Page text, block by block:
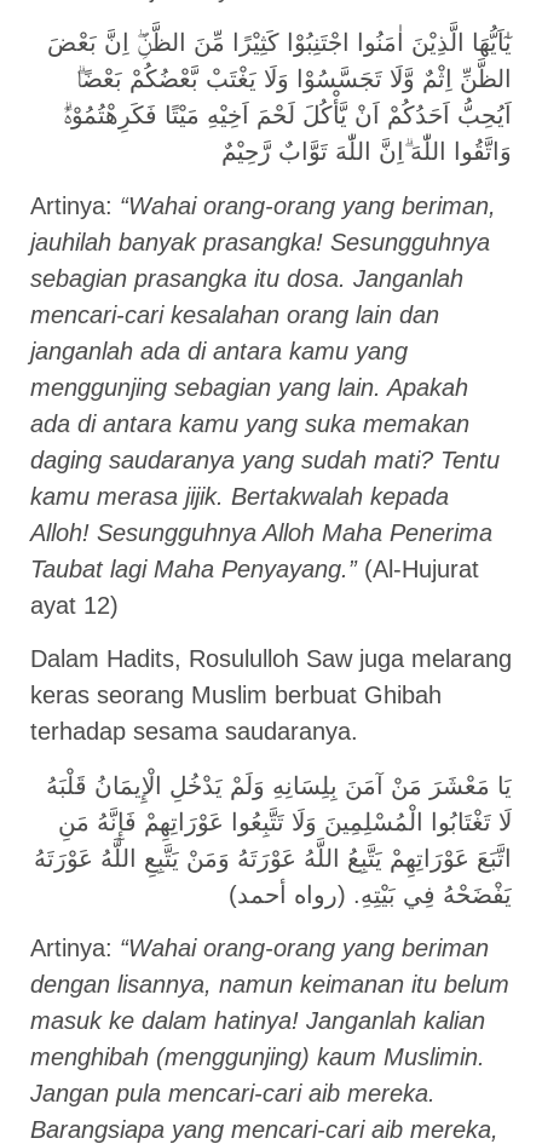
يٰٓاَيُّهَا الَّذِيْنَ اٰمَنُوا اجْتَنِبُوْا كَثِيْرًا مِّنَ الظَّنِّۖ اِنَّ بَعْضَ
الظَّنِّ اِثْمٌ وَّلَا تَجَسَّسُوْا وَلَا يَغْتَبْ بَّعْضُكُمْ بَعْضًاۗ
اَيُحِبُّ اَحَدُكُمْ اَنْ يَّأْكُلَ لَحْمَ اَخِيْهِ مَيْتًا فَكَرِهْتُمُوْهُۗ
وَاتَّقُوا اللّٰهَ ۗاِنَّ اللّٰهَ تَوَّابٌ رَّحِيْمٌ
Artinya: “Wahai orang-orang yang beriman,
jauhilah banyak prasangka! Sesungguhnya
sebagian prasangka itu dosa. Janganlah
mencari-cari kesalahan orang lain dan
janganlah ada di antara kamu yang
menggunjing sebagian yang lain. Apakah
ada di antara kamu yang suka memakan
daging saudaranya yang sudah mati? Tentu
kamu merasa jijik. Bertakwalah kepada
Alloh! Sesungguhnya Alloh Maha Penerima
Taubat lagi Maha Penyayang.” (Al-Hujurat
ayat 12)
Dalam Hadits, Rosululloh Saw juga melarang
keras seorang Muslim berbuat Ghibah
terhadap sesama saudaranya.
يَا مَعْشَرَ مَنْ آمَنَ بِلِسَانِهِ وَلَمْ يَدْخُلِ الْإِيمَانُ قَلْبَهُ
لَا تَغْتَابُوا الْمُسْلِمِينَ وَلَا تَتَّبِعُوا عَوْرَاتِهِمْ فَإِنَّهُ مَنِ
اتَّبَعَ عَوْرَاتِهِمْ يَتَّبِعُ اللَّهُ عَوْرَتَهُ وَمَنْ يَتَّبِعِ اللَّهُ عَوْرَتَهُ
يَفْضَحْهُ فِي بَيْتِهِ. (رواه أحمد)
Artinya: “Wahai orang-orang yang beriman
dengan lisannya, namun keimanan itu belum
masuk ke dalam hatinya! Janganlah kalian
menghibah (menggunjing) kaum Muslimin.
Jangan pula mencari-cari aib mereka.
Barangsiapa yang mencari-cari aib mereka,